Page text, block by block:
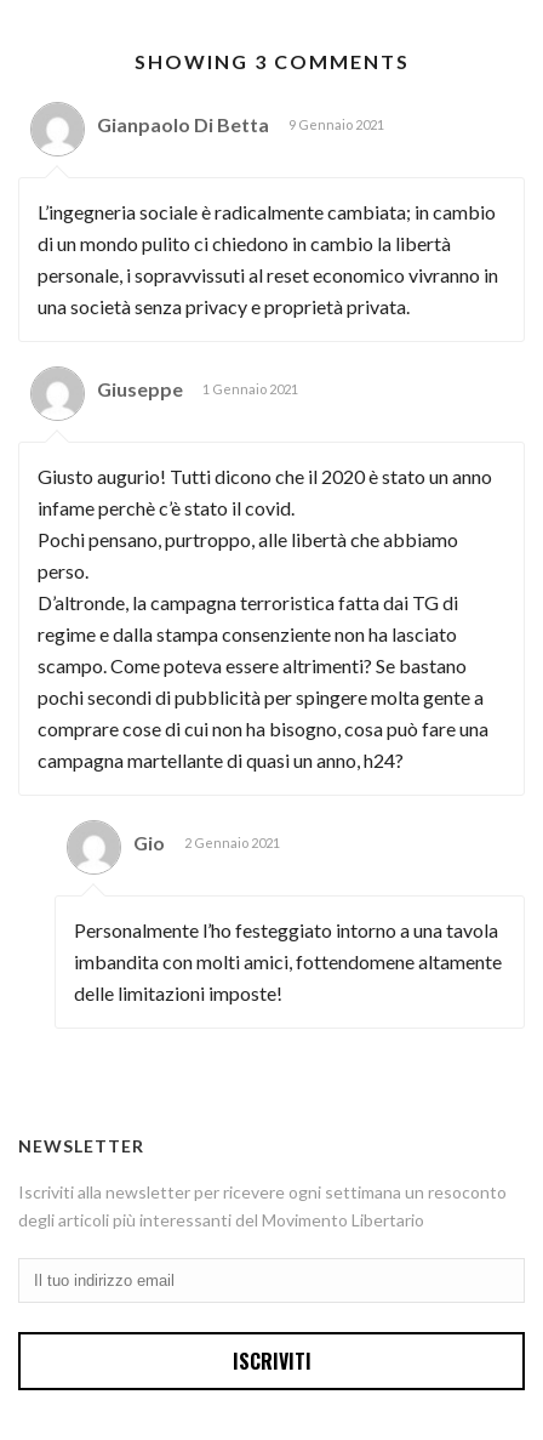
SHOWING 3 COMMENTS
Gianpaolo Di Betta 9 Gennaio 2021
L’ingegneria sociale è radicalmente cambiata; in cambio
di un mondo pulito ci chiedono in cambio la libertà
personale, i sopravvissuti al reset economico vivranno in
una società senza privacy e proprietà privata.
Giuseppe 1 Gennaio 2021
Giusto augurio! Tutti dicono che il 2020 è stato un anno
infame perchè c’è stato il covid.
Pochi pensano, purtroppo, alle libertà che abbiamo
perso.
D’altronde, la campagna terroristica fatta dai TG di
regime e dalla stampa consenziente non ha lasciato
scampo. Come poteva essere altrimenti? Se bastano
pochi secondi di pubblicità per spingere molta gente a
comprare cose di cui non ha bisogno, cosa può fare una
campagna martellante di quasi un anno, h24?
Gio 2 Gennaio 2021
Personalmente l’ho festeggiato intorno a una tavola
imbandita con molti amici, fottendomene altamente
delle limitazioni imposte!
NEWSLETTER
Iscriviti alla newsletter per ricevere ogni settimana un resoconto
degli articoli più interessanti del Movimento Libertario